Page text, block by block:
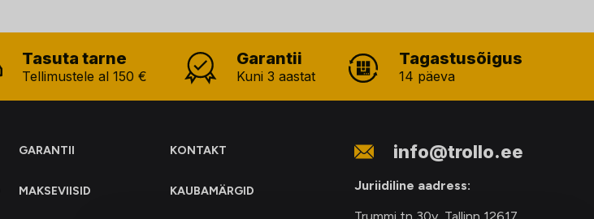
Tasuta tarne
Tellimustele al 150 €
Garantii
Kuni 3 aastat
Tagastusõigus
14 päeva
GARANTII KONTAKT
MAKSEVIISID KAUBAMÄRGID
info@trollo.ee
Juriidiline aadress: